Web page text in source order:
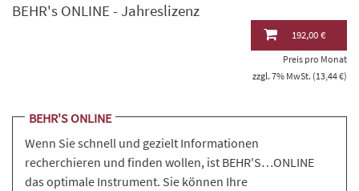
BEHR's ONLINE - Jahreslizenz
192,00 €
Preis pro Monat
zzgl. 7% MwSt. (13,44 €)
BEHR'S ONLINE
Wenn Sie schnell und gezielt Informationen
recherchieren und finden wollen, ist BEHR'S…ONLINE
das optimale Instrument. Sie können Ihre